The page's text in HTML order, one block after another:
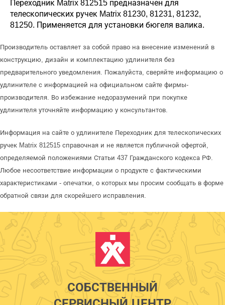
Переходник Matrix 812515 предназначен для
телескопических ручек Matrix 81230, 81231, 81232,
81250. Применяется для установки бюгеля валика.
Производитель оставляет за собой право на внесение изменений в
конструкцию, дизайн и комплектацию удлинителя без
предварительного уведомления. Пожалуйста, сверяйте информацию о
удлинителе с информацией на официальном сайте фирмы-
производителя. Во избежание недоразумений при покупке
удлинителя уточняйте информацию у консультантов.
Информация на сайте о удлинителе Переходник для телескопических
ручек Matrix 812515 справочная и не является публичной офертой,
определяемой положениями Статьи 437 Гражданского кодекса РФ.
Любое несоответствие информации о продукте с фактическими
характеристиками - опечатки, о которых мы просим сообщать в форме
обратной связи для скорейшего исправления.
СОБСТВЕННЫЙ